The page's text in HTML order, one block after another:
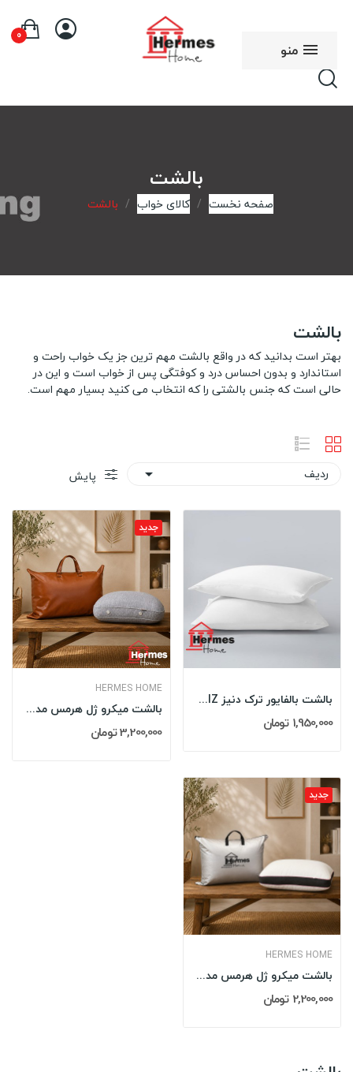
منو
0
بالشت
صفحه نخست کالای خواب بالشت
بالشت
بهتر است بدانید که در واقع بالشت مهم ترین جز یک خواب راحت و
استاندارد و بدون احساس درد و کوفتگی پس از خواب است و این در
حالی است که جنس بالشتی را که انتخاب می کنید بسیار مهم است.
ردیف 
بالشت بالفایور ترک دنیز TURK DENIZ
1,950,000 تومان
جدید
HERMES HOME
بالشت میکرو ژل هرمس مدل: PRIME SLEEP
3,200,000 تومان
جدید
HERMES HOME
بالشت میکرو ژل هرمس مدل: SILVER DREAM
2,200,000 تومان